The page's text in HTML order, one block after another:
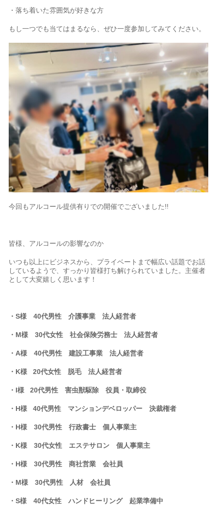
・落ち着いた雰囲気が好きな方
もし一つでも当てはまるなら、ぜひ一度参加してみてください。
今回もアルコール提供有りでの開催でございました!!
皆様、アルコールの影響なのか
いつも以上にビジネスから、プライベートまで幅広い話題でお話
しているようで、すっかり皆様打ち解けられていました。主催者
として大変嬉しく思います！
・S様 40代男性 介護事業 法人経営者
・M様 30代女性社会保険労務士 法人経営者
・A様 40代男性建設工事業 法人経営者
・K様 20代女性 脱毛法人経営者
・I様 20代男性害虫獣駆除 役員・取締役
・H様 40代男性 マンションデベロッパー 決裁権者
・H様 30代男性 行政書士 個人事業主
・K様 30代女性 エステサロン 個人事業主
・H様 30代男性商社営業 会社員
・M様 30代男性 人材 会社員
・S様 40代女性 ハンドヒーリング 起業準備中